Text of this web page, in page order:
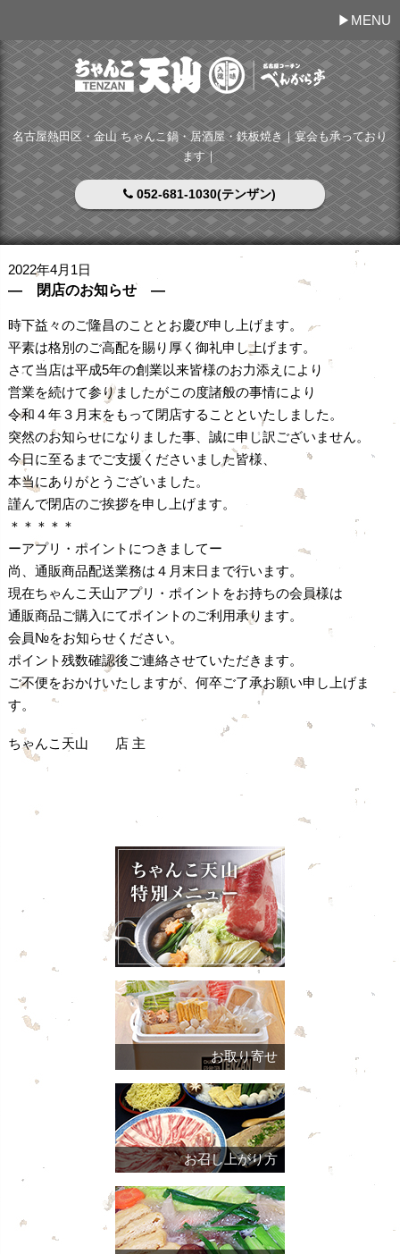
MENU
名古屋熱田区・金山 ちゃんこ鍋・居酒屋・鉄板焼き｜宴会も承っており
ます｜
052-681-1030(テンザン)
2022年4月1日
― 閉店のお知らせ ―
時下益々のご隆昌のこととお慶び申し上げます。
平素は格別のご高配を賜り厚く御礼申し上げます。
さて当店は平成5年の創業以来皆様のお力添えにより
営業を続けて参りましたがこの度諸般の事情により
令和４年３月末をもって閉店することといたしました。
突然のお知らせになりました事、誠に申し訳ございません。
今日に至るまでご支援くださいました皆様、
本当にありがとうございました。
謹んで閉店のご挨拶を申し上げます。
＊＊＊＊＊
ーアプリ・ポイントにつきましてー
尚、通販商品配送業務は４月末日まで行います。
現在ちゃんこ天山アプリ・ポイントをお持ちの会員様は
通販商品ご購入にてポイントのご利用承ります。
会員№をお知らせください。
ポイント残数確認後ご連絡させていただきます。
ご不便をおかけいたしますが、何卒ご了承お願い申し上げま
す。
ちゃんこ天山 店 主
お取り寄せ
お召し上がり方